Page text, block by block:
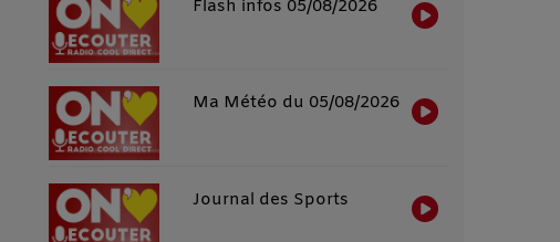
Flash infos 05/08/2026
Ma Météo du 05/08/2026
Journal des Sports